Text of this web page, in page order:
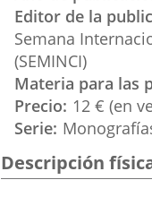
Editor de la
Semana
(SEMINCI)
Materia para las
Precio 12 € (en
Serie
Descripción